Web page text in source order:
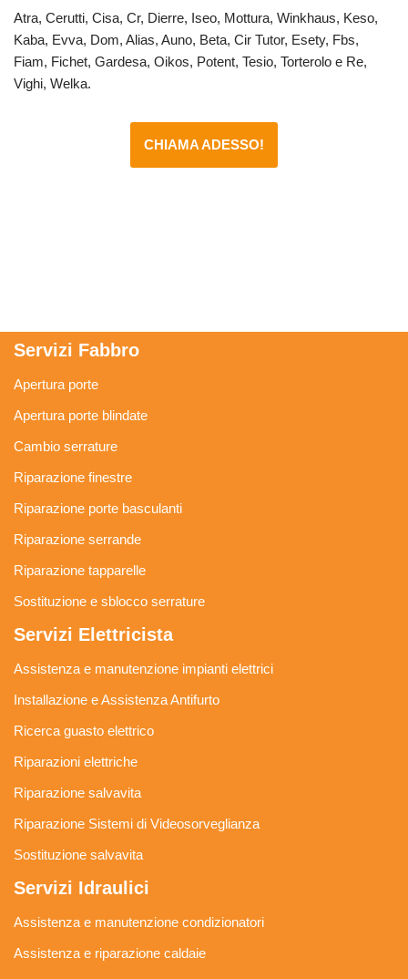
Atra, Cerutti, Cisa, Cr, Dierre, Iseo, Mottura, Winkhaus, Keso,
Kaba, Evva, Dom, Alias, Auno, Beta, Cir Tutor, Esety, Fbs,
Fiam, Fichet, Gardesa, Oikos, Potent, Tesio, Torterolo e Re,
Vighi, Welka.
CHIAMA ADESSO!
Servizi Fabbro
Apertura porte
Apertura porte blindate
Cambio serrature
Riparazione finestre
Riparazione porte basculanti
Riparazione serrande
Riparazione tapparelle
Sostituzione e sblocco serrature
Servizi Elettricista
Assistenza e manutenzione impianti elettrici
Installazione e Assistenza Antifurto
Ricerca guasto elettrico
Riparazioni elettriche
Riparazione salvavita
Riparazione Sistemi di Videosorveglianza
Sostituzione salvavita
Servizi Idraulici
Assistenza e manutenzione condizionatori
Assistenza e riparazione caldaie